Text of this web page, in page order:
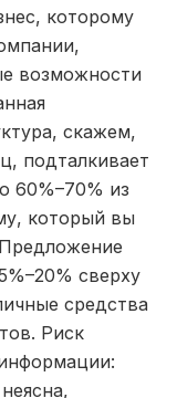
которому
возможности
скажем,
подталкивает
60%–70% из
который вы
сверху
средства
Риск